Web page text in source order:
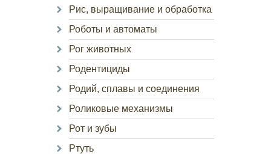
Рис, выращивание и обработка
Роботы и автоматы
Рог животных
Родентициды
Родий, сплавы и соединения
Роликовые механизмы
Рот и зубы
Ртуть